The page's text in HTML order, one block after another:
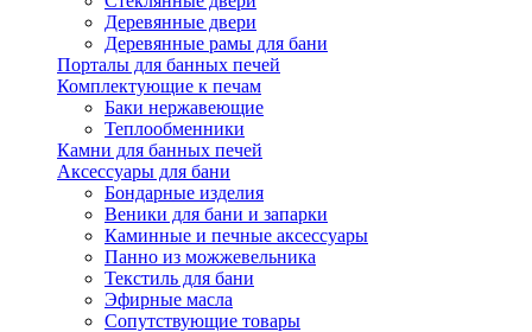
Деревянные двери
Деревянные рамы для бани
Порталы для банных печей
Комплектующие к печам
Баки нержавеющие
Теплообменники
Камни для банных печей
Аксессуары для бани
Бондарные изделия
Веники для бани и запарки
Каминные и печные аксессуары
Панно из можжевельника
Текстиль для бани
Эфирные масла
Сопутствующие товары